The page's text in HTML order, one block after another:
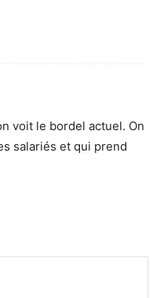
voit le bordel actuel. On
salariés et qui prend